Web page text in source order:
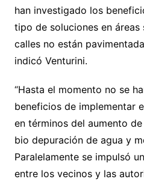
han investigado los
tipo de soluciones en áreas
calles no están
indicó Venturini.
“Hasta el momento no se
beneficios de implementar
en términos del aumento
bio depuración de agua y
Paralelamente se impulsó
entre los vecinos y las